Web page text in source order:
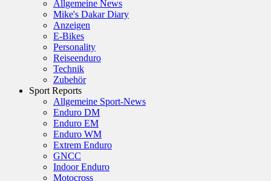
Allgemeine News
Mike's Dakar Diary
Anzeigen
E-Bikes
Personality
Reiseenduro
Technik
Zubehör
Sport Reports
Allgemeine Sport-News
Enduro DM
Enduro EM
Enduro WM
Extrem Enduro
GNCC
Indoor Enduro
Motocross